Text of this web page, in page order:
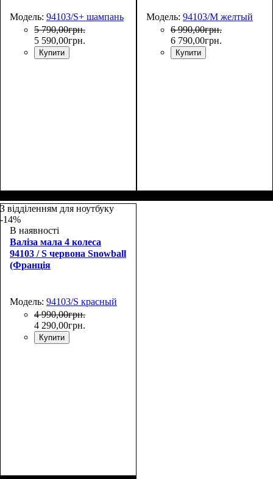
Модель: 94103/S+ шампань
5 790,00грн.
5 590,00грн.
Купити
55х39х22
Модель: 94103/M желтый
6 990,00грн.
6 790,00грн.
Купити
З відділенням для ноутбуку
-14%
В наявності
Валіза мала 4 колеса
94103 / S червона Snowball
(Франція
Модель: 94103/S красный
4 990,00грн.
4 290,00грн.
Купити